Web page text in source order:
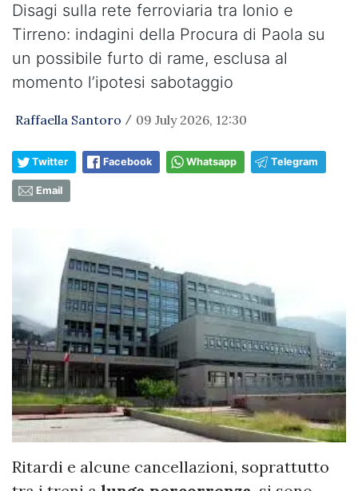
Disagi sulla rete ferroviaria tra Ionio e
Tirreno: indagini della Procura di Paola su
un possibile furto di rame, esclusa al
momento l’ipotesi sabotaggio
Raffaella Santoro / 09 July 2026, 12:30
Twitter Facebook Whatsapp Telegram
Email
Ritardi e alcune cancellazioni, soprattutto